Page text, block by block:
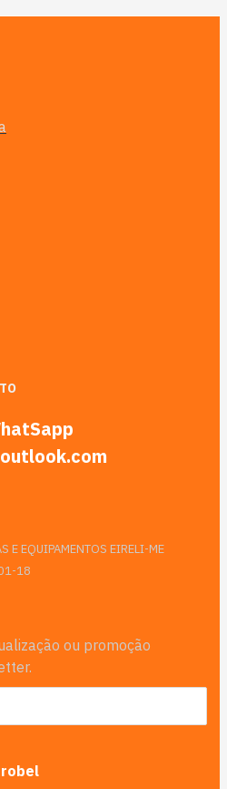
E EQUIPAMENTOS EIRELI-ME
18
ou promoção